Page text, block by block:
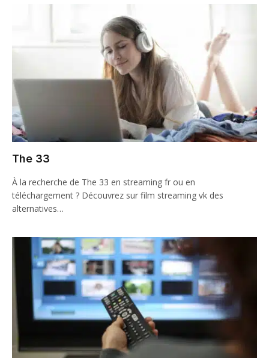
The 33
À la recherche de The 33 en streaming fr ou en
téléchargement ? Découvrez sur film streaming vk des
alternatives…